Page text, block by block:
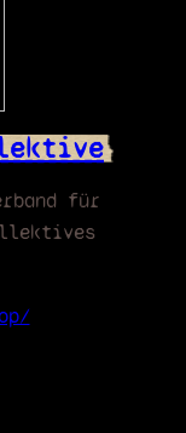
für